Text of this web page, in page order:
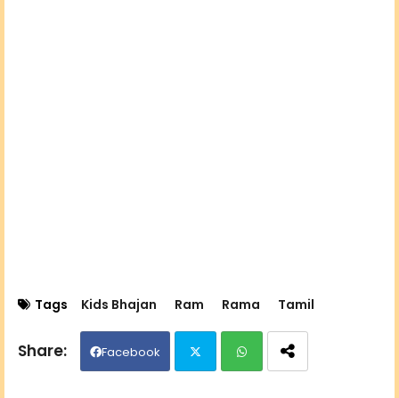
Tags Kids Bhajan Ram Rama Tamil
Facebook